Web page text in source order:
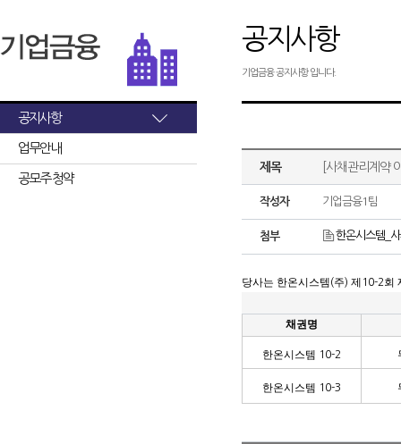
공지사항
업무안내
공모주 청약
공지사항
기업금융 공지사항 입니다.
제목 [사채관리계약
작성자 기업금융1팀
첨부 한온시스템_
당사는 한온시스템(주) 제 10-2회
채권명
한온시스템 10-2
한온시스템 10-3